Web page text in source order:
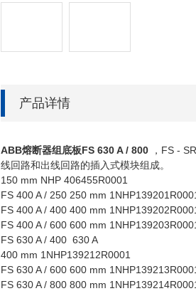
产品详情
ABB熔断器组底板FS 630 A / 800
，FS -
线回路和出线回路的插入式模块组成。
150 mm NHP 406455R0001
FS 400 A / 250 250 mm
FS 400 A / 400 400 mm
FS 400 A / 600 600 mm
FS 630 A / 400 630 A
400 mm 1NHP139212R0001
FS 630 A / 600 600 mm
FS 630 A / 800 800 mm